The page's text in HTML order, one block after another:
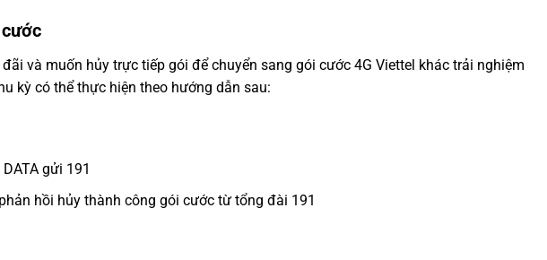
và muốn hủy trực tiếp gói để chuyển sang gói cước 4G Viettel khác trải nghiệm
kỳ có thể thực hiện theo hướng dẫn sau:
gửi 191
hồi hủy thành công gói cước từ tổng đài 191